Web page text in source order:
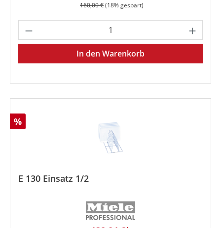
Regulärer Preis:
160,00 €(18% gespart)
Produkt Anzahl: Gib den
In den Warenkorb
Rabatt
%
E 130 Einsatz 1/2